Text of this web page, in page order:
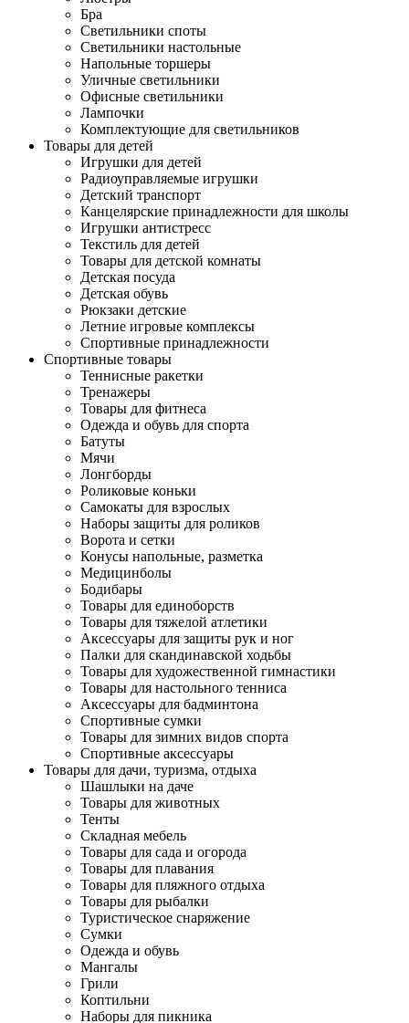
Бра
Светильники споты
Светильники настольные
Напольные торшеры
Уличные светильники
Офисные светильники
Лампочки
Комплектующие для светильников
Товары для детей
Игрушки для детей
Радиоуправляемые игрушки
Детский транспорт
Канцелярские принадлежности для школы
Игрушки антистресс
Текстиль для детей
Товары для детской комнаты
Детская посуда
Детская обувь
Рюкзаки детские
Летние игровые комплексы
Спортивные принадлежности
Спортивные товары
Теннисные ракетки
Тренажеры
Товары для фитнеса
Одежда и обувь для спорта
Батуты
Мячи
Лонгборды
Роликовые коньки
Самокаты для взрослых
Наборы защиты для роликов
Ворота и сетки
Конусы напольные, разметка
Медицинболы
Бодибары
Товары для единоборств
Товары для тяжелой атлетики
Аксессуары для защиты рук и ног
Палки для скандинавской ходьбы
Товары для художественной гимнастики
Товары для настольного тенниса
Аксессуары для бадминтона
Спортивные сумки
Товары для зимних видов спорта
Спортивные аксессуары
Товары для дачи, туризма, отдыха
Шашлыки на даче
Товары для животных
Тенты
Складная мебель
Товары для сада и огорода
Товары для плавания
Товары для пляжного отдыха
Товары для рыбалки
Туристическое снаряжение
Сумки
Одежда и обувь
Мангалы
Грили
Коптильни
Наборы для пикника